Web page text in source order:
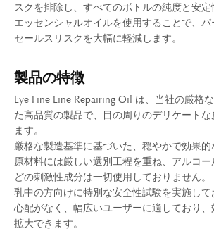
スクを排除し、すべてのボトルの純度と安定
エッセンシャルオイルを使用することで、
セールスリスクを大幅に軽減します。
製品の特徴
Eye Fine Line Repairing Oil は、当社の厳格
た高品質の製品で、目の周りのデリケート
ます。
厳格な製造基準に基づいた、穏やかで効果的
原材料には厳しい選別工程を重ね、アルコ
どの刺激性成分は一切使用しておりません
乳中の方向けに特別な安全性試験を実施し
心配がなく、幅広いユーザーに適しており
拡大できます。